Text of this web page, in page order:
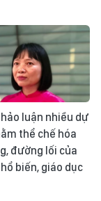
luận nhiều dự
thể chế hóa
đường lối của
biến, giáo dục